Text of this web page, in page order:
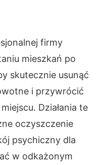
firmy
mieszkań po
skutecznie usunąć
i przywrócić
Działania te
oczyszczenie
psychiczny dla
w odkażonym